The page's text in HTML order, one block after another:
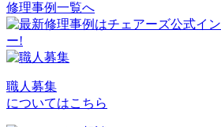
投
稿
ナ
ビ
ゲ
修理事例一覧へ
職人募集
についてはこちら